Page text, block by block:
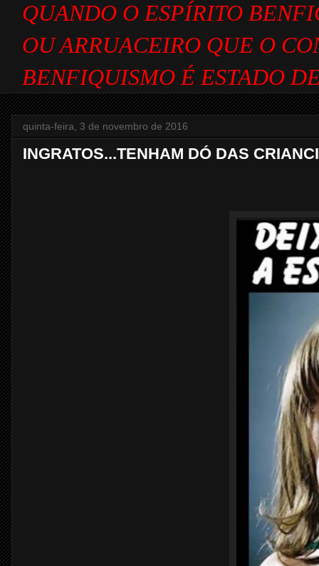
QUANDO OESPÍRITO
OU ARRUACEIRO QUE O
BENFIQUISMO É ESTADO
quinta-feira, 3 de novembro de 2016
INGRATOS...TENHAM DÓ DAS